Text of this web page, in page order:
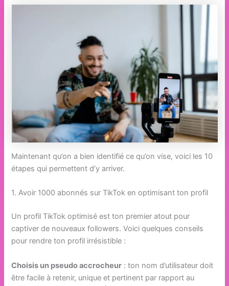
Maintenant qu’on a bien identifié ce qu’on vise, voici les 10
étapes qui permettent d’y arriver.
1. Avoir 1000 abonnés sur TikTok en optimisant ton profil
Un profil TikTok optimisé est ton premier atout pour
captiver de nouveaux followers. Voici quelques conseils
pour rendre ton profil irrésistible :
Choisis un pseudo accrocheur : ton nom d’utilisateur doit
être facile à retenir, unique et pertinent par rapport au